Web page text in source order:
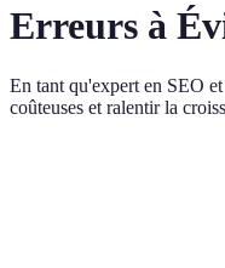
Erreurs à
En tant qu'expert en SEO
coûteuses et ralentir la